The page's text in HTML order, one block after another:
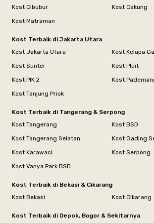
Kost Cibubur
Kost Cakung
Kost Matraman
Kost Terbaik di Jakarta Utara
Kost Jakarta Utara
Kost Kelapa
Kost Sunter
Kost Pluit
Kost PIK 2
Kost
Kost Tanjung Priok
Kost Terbaik di Tangerang & Serpong
Kost Tangerang
Kost BSD
Kost Tangerang Selatan
Kost Gading
Kost Karawaci
Kost Serpong
Kost Vanya Park BSD
Kost Terbaik di Bekasi & Cikarang
Kost Bekasi
Kost Cikarang
Kost Terbaik di Depok, Bogor & Sekitarnya